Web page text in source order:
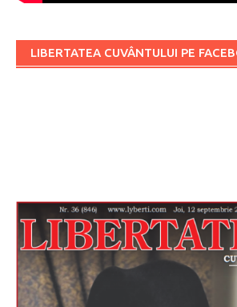
LIBERTATEA CUVÂNTULUI PE